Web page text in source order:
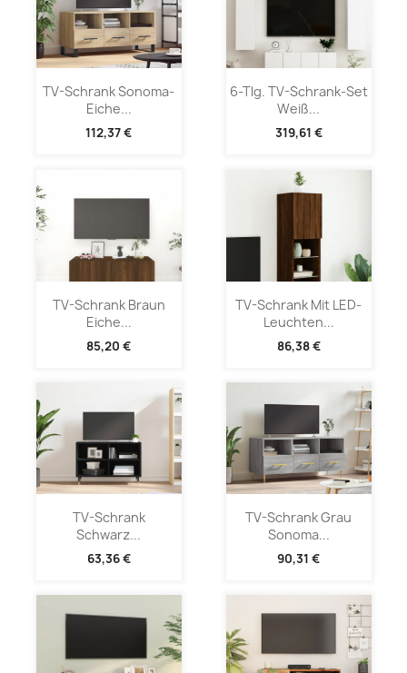
TV-Schrank Sonoma-
Eiche...
112,37 €
6-Tlg. TV-Schrank-Set
Weiß...
319,61 €
TV-Schrank Braun
Eiche...
85,20 €
TV-Schrank Mit LED-
Leuchten...
86,38 €
TV-Schrank
Schwarz...
63,36 €
TV-Schrank Grau
Sonoma...
90,31 €